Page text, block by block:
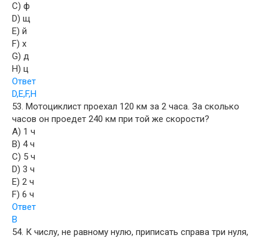
C) ф
D) щ
E) й
F) х
G) д
H) ц
Ответ
D,E,F,H
53. Мотоциклист проехал 120 км за 2 часа. За сколько
часов он проедет 240 км при той же скорости?
A) 1 ч
B) 4 ч
C) 5 ч
D) 3 ч
E) 2 ч
F) 6 ч
Ответ
B
54. К числу, не равному нулю, приписать справа три нуля,